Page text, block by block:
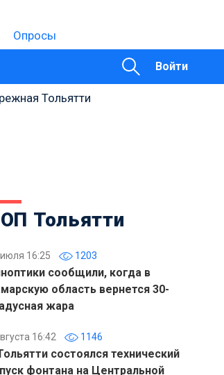
Опросы
Войти
Тольятти
Тольятти
16:25 1203
сообщили, когда в
область вернется 30-
жара
16:42 1146
состоялся технический
фонтана на Центральной